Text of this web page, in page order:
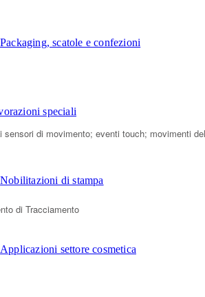
Packaging, scatole e confezioni
speciali
Nobilitazioni di stampa
Applicazioni settore cosmetica
di movimento; eventi touch; movimenti
di Tracciamento